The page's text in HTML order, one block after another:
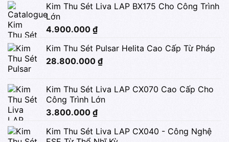
Kim Thu Sét Liva LAP BX175 Cho Công Trình
Lớn
4.900.000 ₫
Kim Thu Sét Pulsar Helita Cao Cấp Từ Pháp
28.800.000 ₫
Kim Thu Sét Liva LAP CX070 Cao Cấp Cho
Công Trình Lớn
3.800.000 ₫
Kim Thu Sét Liva LAP CX040 - Công Nghệ